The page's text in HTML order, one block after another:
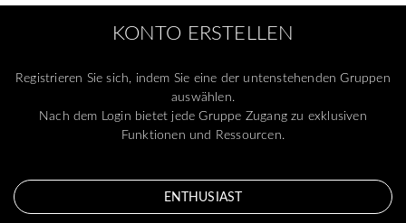
KONTO ERSTELLEN
Registrieren Sie sich, indem Sie eine der untenstehenden Gruppen
auswählen.
Nach dem Login bietet jede Gruppe Zugang zu exklusiven
Funktionen und Ressourcen.
ENTHUSIAST